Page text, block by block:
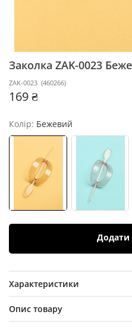
Заколка ZAK-0023
ZAK-0023 (460266)
169 ₴
Колір: Бежевий
Характеристики
Опис товару